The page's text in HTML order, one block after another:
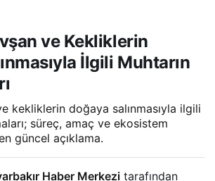
ve Kekliklerin
İlgili Muhtarın
kekliklerin doğaya salınmasıyla ilgili
süreç, amaç ve ekosistem
güncel açıklama.
Haber Merkezi tarafından